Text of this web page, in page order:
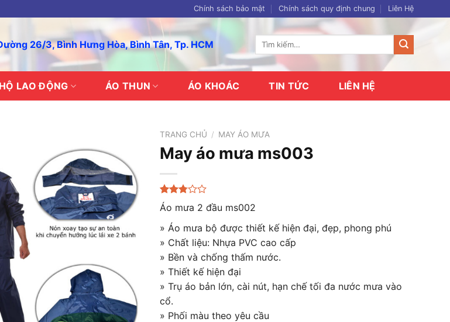
Chính sách bảo mật Chính sách quy định chung Liên Hệ
26/3, Bình Hưng Hòa, Bình Tân, Tp. HCM
Tìm
LAO ĐỘNG ÁO THUN ÁO KHOÁC TIN TỨC LIÊN HỆ
TRANG CHỦ / MAY ÁO MƯA
May áo mưa ms003
2.83
trên 5
dựa
trên
23
đánh
Áo mưa 2 đầu ms002
» Áo mưa bộ được thiết kế hiện đại, đẹp, phong phú
» Chất liệu: Nhựa PVC cao cấp
» Bền và chống thấm nước.
» Thiết kế hiện đại
» Trụ áo bản lớn, cài nút, hạn chế tối đa nước mưa vào
cổ.
» Phối màu theo yêu cầu